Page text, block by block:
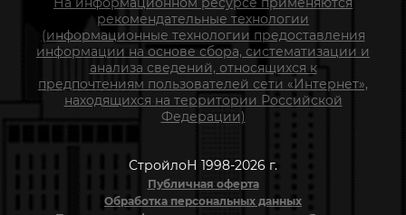
рекомендательные технологии
(информационные технологии предоставления
информации на основе сбора, систематизации и
анализа сведений, относящихся к
предпочтениям пользователей сети «Интернет»,
находящихся на территории Российской
Федерации)
СтройлоН 1998-2026 г.
Публичная оферта
Обработка персональных данных